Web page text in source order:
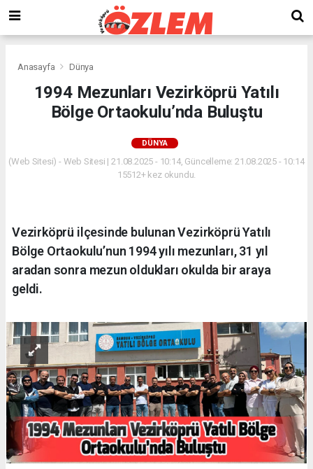
Anasayfa Dünya
1994 Mezunları Vezirköprü Yatılı
Bölge Ortaokulu’nda Buluştu
DÜNYA
(Web Sitesi) - Web Sitesi | 21.08.2025 - 10:14, Güncelleme: 21.08.2025 - 10:14
15512+ kez okundu.
Vezirköprü ilçesinde bulunan Vezirköprü Yatılı
Bölge Ortaokulu’nun 1994 yılı mezunları, 31 yıl
aradan sonra mezun oldukları okulda bir araya
geldi.